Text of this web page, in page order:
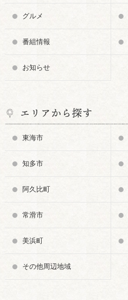
グルメ
番組情報
お知らせ
エリアから探す
東海市
知多市
阿久比町
常滑市
美浜町
その他周辺地域